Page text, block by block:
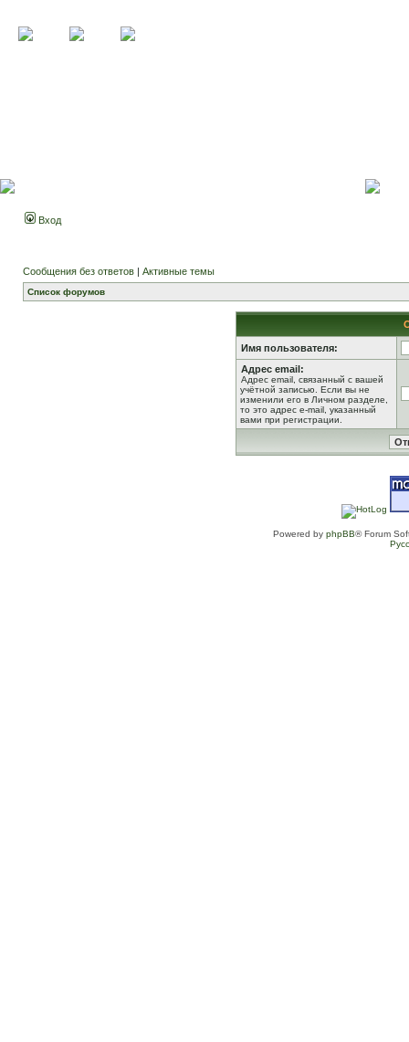
Вход
Сообщения без ответов | Активные темы
Список форумов
Имя пользователя:
Адрес email:
Адрес email, связанный с вашей
учётной записью. Если вы не
изменили его в Личном разделе,
то это адрес e-mail, указанный
вами при регистрации.
Powered by phpBB® Forum